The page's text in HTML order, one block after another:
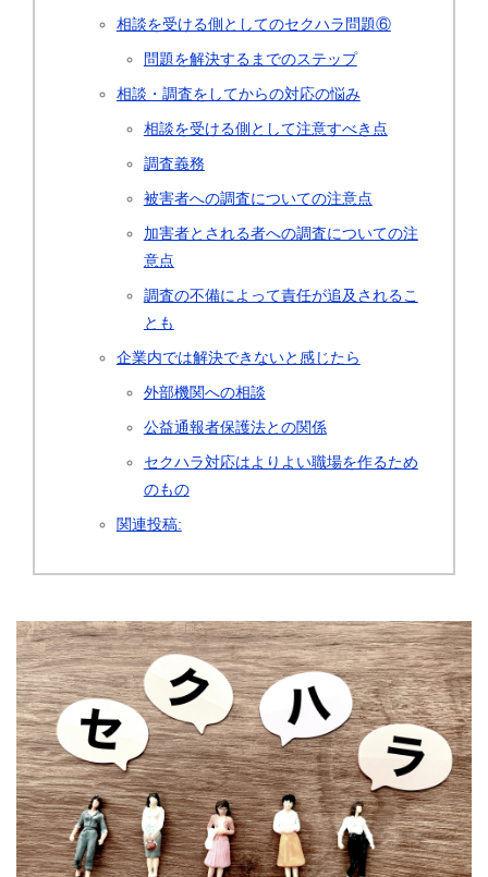
相談を受ける側としてのセクハラ問題⑥
問題を解決するまでのステップ
相談・調査をしてからの対応の悩み
相談を受ける側として注意すべき点
調査義務
被害者への調査についての注意点
加害者とされる者への調査についての注
意点
調査の不備によって責任が追及されるこ
とも
企業内では解決できないと感じたら
外部機関への相談
公益通報者保護法との関係
セクハラ対応はよりよい職場を作るため
のもの
関連投稿: